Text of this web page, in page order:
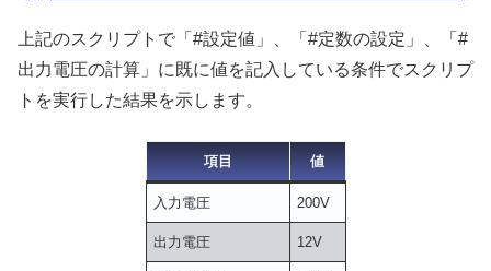
上記のスクリプトで「#設定値」、「#定数の設定」、「#
出力電圧の計算」に既に値を記入している条件でスクリプ
トを実行した結果を示します。
項目 値
入力電圧 200V
出力電圧 12V